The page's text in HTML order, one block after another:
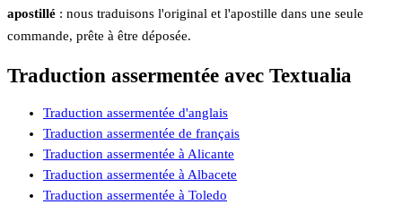
apostillé : nous traduisons l'original et l'apostille dans une seule
commande, prête à être déposée.
Traduction assermentée avec Textualia
Traduction assermentée d'anglais
Traduction assermentée de français
Traduction assermentée à Alicante
Traduction assermentée à Albacete
Traduction assermentée à Toledo